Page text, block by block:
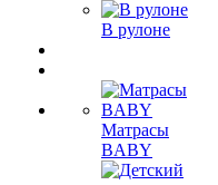
В рулоне
Матрасы
BABY